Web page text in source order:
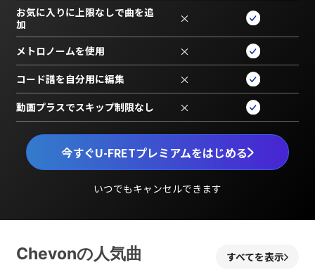
今すぐU-FRETプレミアムをはじめる
いつでもキャンセルできます
お気に入りに上限なしで曲を追
加
×
メトロノームを使用 ×
コード譜を自分用に編集 ×
動画プラスでスキップ制限なし ×
Chevonの人気曲 すべてを表示